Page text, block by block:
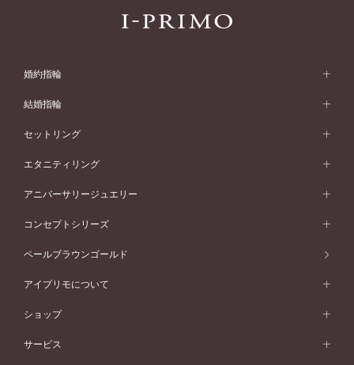
婚約指輪
婚約指輪 (エンゲージリング)
婚約指輪一覧
ピンクゴールド
ペールブラウンゴールド
ウェーブライン
V字ライン
ワンサイドメレ
ダブルサイドメレ
シンプル
フェミニン
モード
50万円台～
40万円台～
30万円台～
婚約指輪 人気ランキング
婚約ネックレス
結婚指輪
結婚指輪 (マリッジリング)
結婚指輪一覧
ピンクゴールド
ペールブラウンゴールド
ウェーブライン
V字ライン
ワンメレ
セベラルメレ
シンプル
フェミニン
モード
50万円～
40万円～50万円
セットリング
セットリング
セットリング一覧
ピンクゴールド
ペールブラウンゴールド
エタニティリング
エタニティリング
エタニティリング一覧
ピンクゴールド
ペールブラウンゴールド
アニバーサリージュエリー
アニバーサリージュエリー
アニバーサリージュエリー一覧
ファッションリング
ブレスレット
コンセプトシリーズ
コンセプトシリーズ
オリジンビリーフ
エトワル
ペールブラウンゴールド
アイプリモについて
アイプリモについて
パーソナルハンド診断
ショップ
店舗一覧
サービス